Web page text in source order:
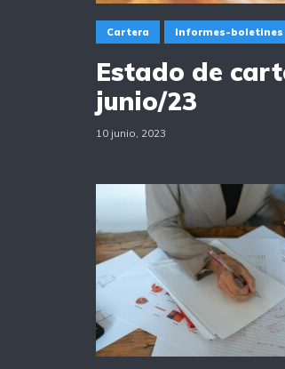
Cartera Informes-boletines
Estado de
junio/23
10 junio, 2023